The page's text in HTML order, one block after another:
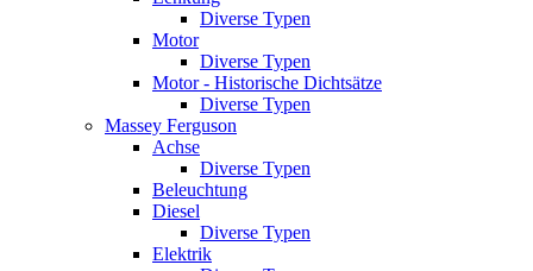
Diverse Typen
Motor
Diverse Typen
Motor - Historische Dichtsätze
Diverse Typen
Massey Ferguson
Achse
Diverse Typen
Beleuchtung
Diesel
Diverse Typen
Elektrik